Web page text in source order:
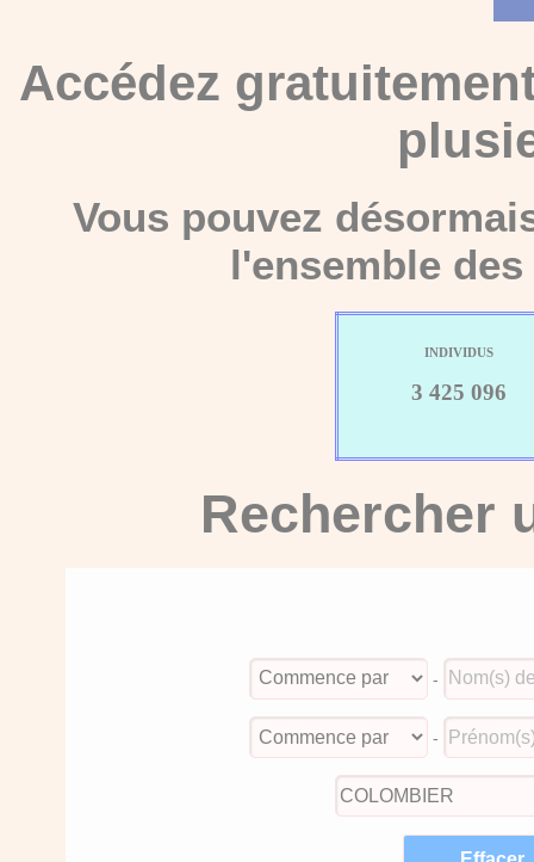
Accédez
Vous pouvez
l'ensemble
INDIVIDUS
3 425 096
Rechercher
-
-